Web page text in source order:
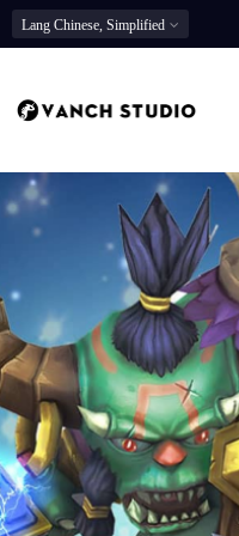
Lang Chinese, Simplified